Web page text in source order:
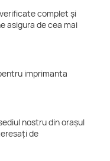
complet și
asigura de cea mai
imprimanta
nostru din orașul
de